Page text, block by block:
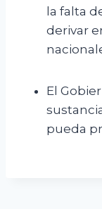
la falta
derivar
El
pueda